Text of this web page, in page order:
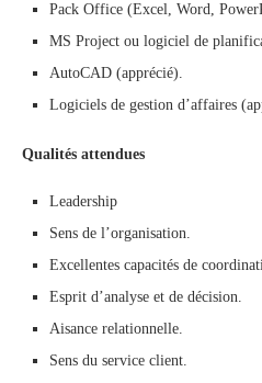
Pack Office (Excel, Word,
MS Project ou logiciel de
AutoCAD (apprécié).
Logiciels de gestion d’affaires
Qualités attendues
Leadership
Sens de l’organisation.
Excellentes capacités de
Esprit d’analyse et de décision.
Aisance relationnelle.
Sens du service client.